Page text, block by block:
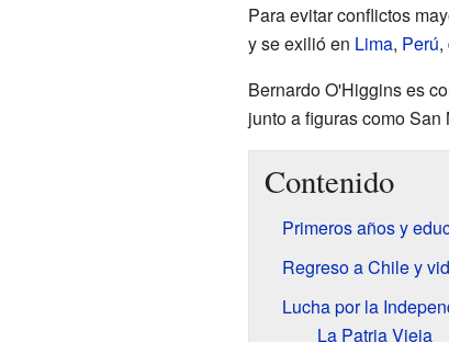
Para evitar conflictos
y se exilió en Lima, Perú,
Bernardo O'Higgins es
junto a figuras como San
Contenido
Primeros años y
Regreso a Chile y
Lucha por la
La Patria Vieja